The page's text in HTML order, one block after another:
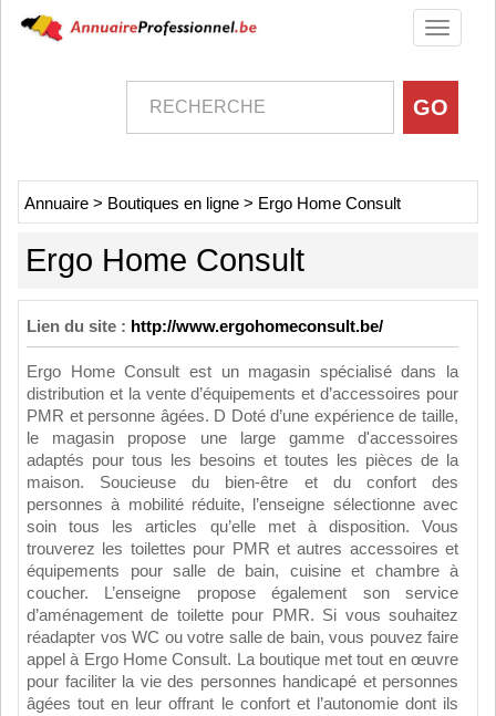
Toggle
Annuaire > Boutiques en ligne > Ergo Home Consult
Ergo Home Consult
Lien du site : http://www.ergohomeconsult.be/
Ergo Home Consult est un magasin spécialisé dans la
distribution et la vente d’équipements et d’accessoires pour
PMR et personne âgées. D Doté d’une expérience de taille,
le magasin propose une large gamme d'accessoires
adaptés pour tous les besoins et toutes les pièces de la
maison. Soucieuse du bien-être et du confort des
personnes à mobilité réduite, l’enseigne sélectionne avec
soin tous les articles qu’elle met à disposition. Vous
trouverez les toilettes pour PMR et autres accessoires et
équipements pour salle de bain, cuisine et chambre à
coucher. L’enseigne propose également son service
d’aménagement de toilette pour PMR. Si vous souhaitez
réadapter vos WC ou votre salle de bain, vous pouvez faire
appel à Ergo Home Consult. La boutique met tout en œuvre
pour faciliter la vie des personnes handicapé et personnes
âgées tout en leur offrant le confort et l’autonomie dont ils